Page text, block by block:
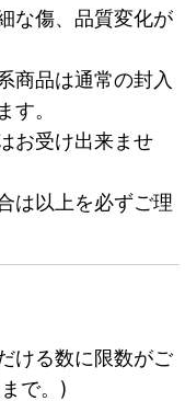
な傷、品質変化が
商品は通常の封入
す。
お受け出来ませ
は以上を必ずご理
ける数に限数がご
で。)